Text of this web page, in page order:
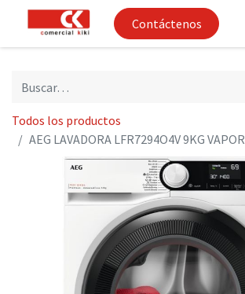
Contáctenos
Todos los productos
AEG LAVADORA LFR7294O4V 9KG VAPOR